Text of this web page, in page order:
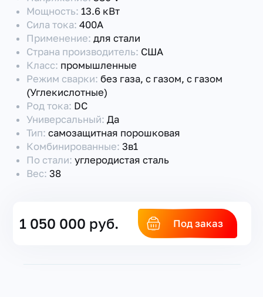
Мощность: 13.6 кВт
Сила тока:400А
Применение:для стали
Страна производитель: США
Класс: промышленные
Режим сварки:без газа, с газом, с газом
(Углекислотные)
Род тока: DC
Универсальный:Да
Тип:самозащитная порошковая
Комбинированные:3в1
По стали:углеродистая сталь
Вес:38
1 050 000 руб. Под заказ